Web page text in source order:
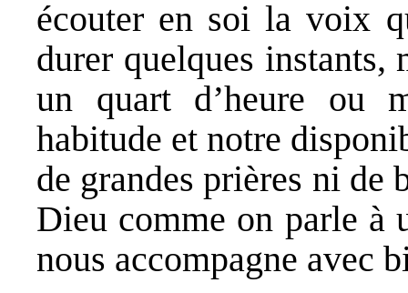
écouter en soi la voix
durer quelques
un quart d’heure ou
habitude et notre
de grandes prières ni de
Dieu comme on parle à
nous accompagne avec